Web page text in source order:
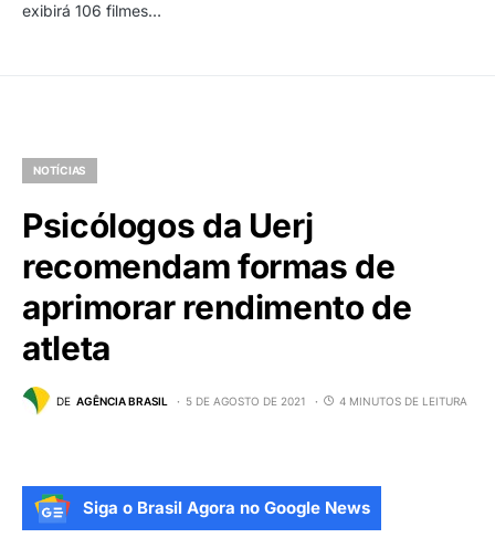
exibirá 106 filmes…
NOTÍCIAS
Psicólogos da Uerj
recomendam formas de
aprimorar rendimento de
atleta
DE AGÊNCIA BRASIL 5 DE AGOSTO DE 2021 4 MINUTOS DE LEITURA
Siga o Brasil Agora no Google News